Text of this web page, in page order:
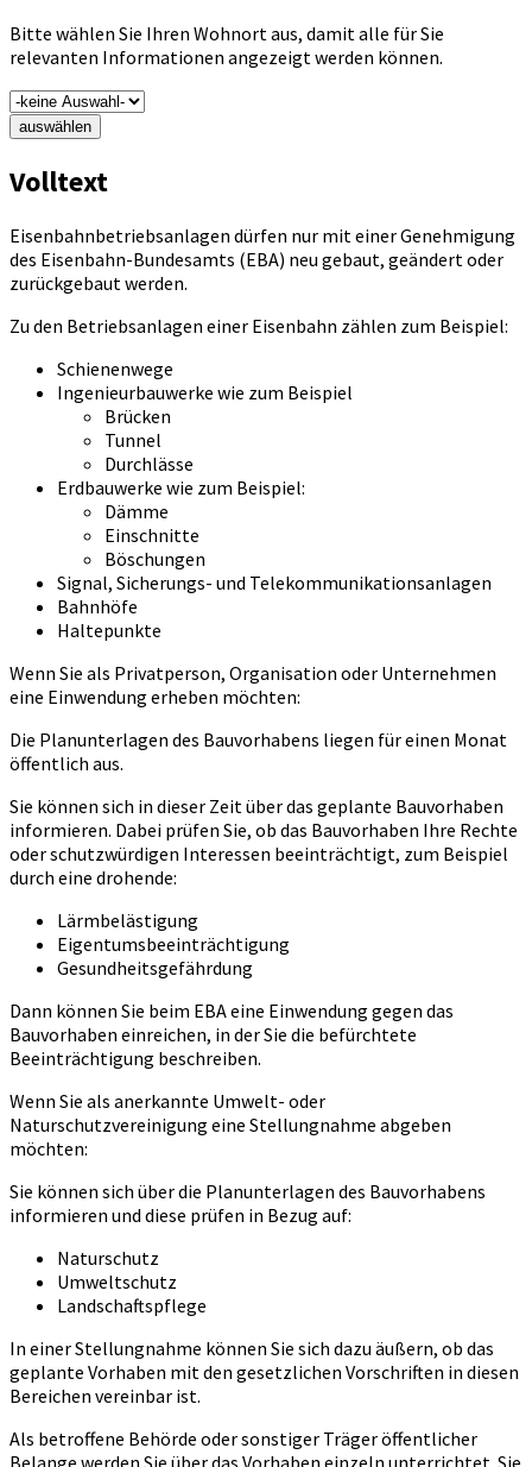
Bitte wählen Sie Ihren Wohnort aus, damit alle für Sie
relevanten Informationen angezeigt werden können.
auswählen
Volltext
Eisenbahnbetriebsanlagen dürfen nur mit einer Genehmigung
des Eisenbahn-Bundesamts (EBA) neu gebaut, geändert oder
zurückgebaut werden.
Zu den Betriebsanlagen einer Eisenbahn zählen zum Beispiel:
Schienenwege
Ingenieurbauwerke wie zum Beispiel
Brücken
Tunnel
Durchlässe
Erdbauwerke wie zum Beispiel:
Dämme
Einschnitte
Böschungen
Signal, Sicherungs- und Telekommunikationsanlagen
Bahnhöfe
Haltepunkte
Wenn Sie als Privatperson, Organisation oder Unternehmen
eine Einwendung erheben möchten:
Die Planunterlagen des Bauvorhabens liegen für einen Monat
öffentlich aus.
Sie können sich in dieser Zeit über das geplante Bauvorhaben
informieren. Dabei prüfen Sie, ob das Bauvorhaben Ihre Rechte
oder schutzwürdigen Interessen beeinträchtigt, zum Beispiel
durch eine drohende:
Lärmbelästigung
Eigentumsbeeinträchtigung
Gesundheitsgefährdung
Dann können Sie beim EBA eine Einwendung gegen das
Bauvorhaben einreichen, in der Sie die befürchtete
Beeinträchtigung beschreiben.
Wenn Sie als anerkannte Umwelt- oder
Naturschutzvereinigung eine Stellungnahme abgeben
möchten:
Sie können sich über die Planunterlagen des Bauvorhabens
informieren und diese prüfen in Bezug auf:
Naturschutz
Umweltschutz
Landschaftspflege
In einer Stellungnahme können Sie sich dazu äußern, ob das
geplante Vorhaben mit den gesetzlichen Vorschriften in diesen
Bereichen vereinbar ist.
Als betroffene Behörde oder sonstiger Träger öffentlicher